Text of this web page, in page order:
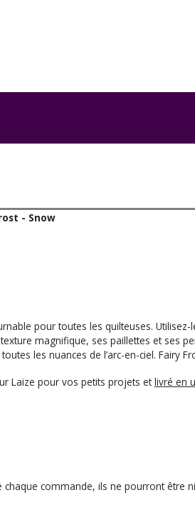
- Snow
pour toutes les quilteuses.
magnifique, ses paillettes et ses
les nuances de l’arc-en-ciel. Fairy
Laize pour vos petits projets etlivré en
commande, ils ne pourront être